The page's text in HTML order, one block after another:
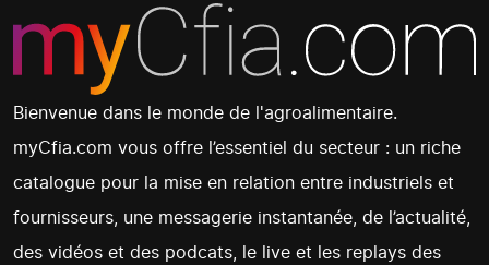
Bienvenue dans le monde de l'agroalimentaire.
myCfia.com vous offre l’essentiel du secteur : un riche
catalogue pour la mise en relation entre industriels et
fournisseurs, une messagerie instantanée, de l’actualité,
des vidéos et des podcats, le live et les replays des